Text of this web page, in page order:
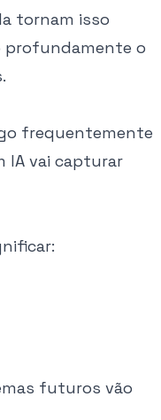
tornam isso
profundamente o
frequentemente
IA vai capturar
futuros vão